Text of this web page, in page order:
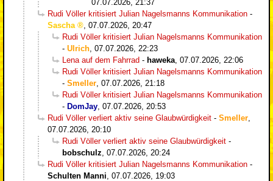
07.07.2026, 21:37
Rudi Völler kritisiert Julian Nagelsmanns Kommunikation -
Sascha
07.07.2026, 20:47
Rudi Völler kritisiert Julian Nagelsmanns Kommunikation
- Ulrich 07.07.2026, 22:23
Lena auf dem Fahrrad - haweka 07.07.2026, 22:06
Rudi Völler kritisiert Julian Nagelsmanns Kommunikation
- Smeller 07.07.2026, 21:18
Rudi Völler kritisiert Julian Nagelsmanns Kommunikation
- DomJay 07.07.2026, 20:53
Rudi Völler verliert aktiv seine Glaubwürdigkeit - Smeller
07.07.2026, 20:10
Rudi Völler verliert aktiv seine Glaubwürdigkeit -
bobschulz 07.07.2026, 20:24
Rudi Völler kritisiert Julian Nagelsmanns Kommunikation -
Schulten Manni 07.07.2026, 19:03